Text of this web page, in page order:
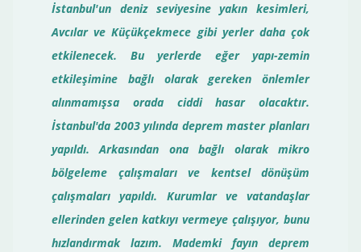
İstanbul'un deniz seviyesine yakın kesimleri,
Avcılar ve Küçükçekmece gibi yerler daha çok
etkilenecek. Bu yerlerde eğer yapı-zemin
etkileşimine bağlı olarak gereken önlemler
alınmamışsa orada ciddi hasar olacaktır.
İstanbul'da 2003 yılında deprem master planları
yapıldı. Arkasından ona bağlı olarak mikro
bölgeleme çalışmaları ve kentsel dönüşüm
çalışmaları yapıldı. Kurumlar ve vatandaşlar
ellerinden gelen katkıyı vermeye çalışıyor, bunu
hızlandırmak lazım. Mademki fayın deprem